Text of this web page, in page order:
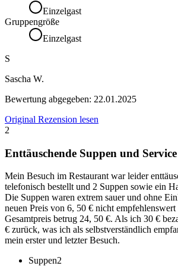
Einzelgast
Gruppengröße
Einzelgast
S
Sascha W.
Bewertung abgegeben: 22.01.2025
Original Rezension lesen
2
Enttäuschende Suppen und Service
Mein Besuch im Restaurant war leider
telefonisch bestellt und 2 Suppen sowie ein
Die Suppen waren extrem sauer und ohne
neuen Preis von 6, 50 € nicht
Gesamtpreis betrug 24, 50 €. Als ich 30 €
€ zurück, was ich als selbstverständlich
mein erster und letzter Besuch.
Suppen2